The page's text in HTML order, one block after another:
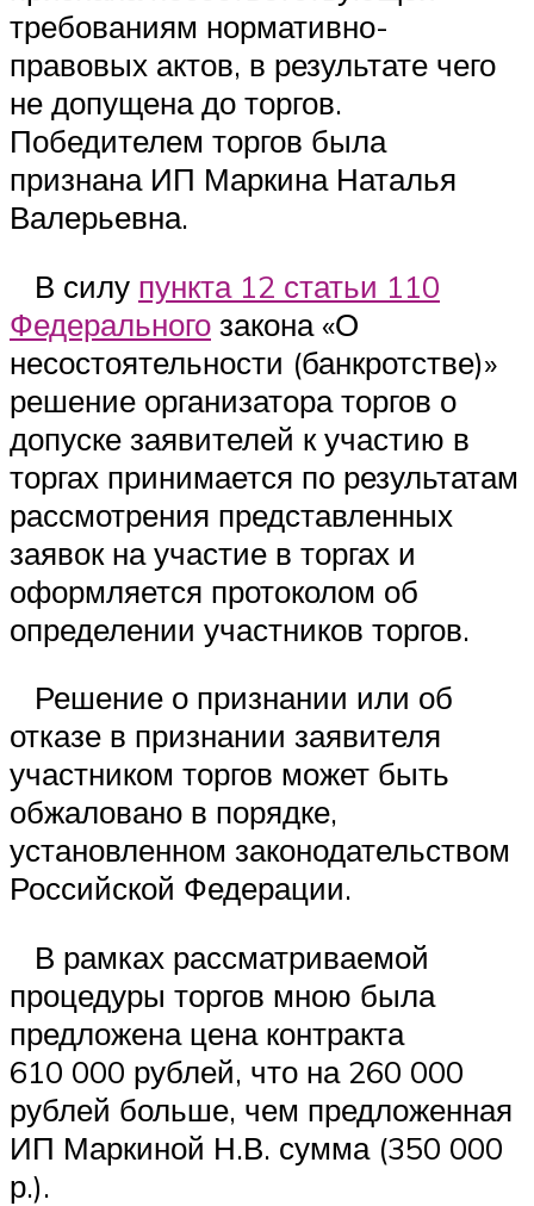
требованиям нормативно-
правовых актов, в результате чего
не допущена до торгов.
Победителем торгов была
признана ИП Маркина Наталья
Валерьевна.
В силу пункта 12 статьи 110
Федерального закона «О
несостоятельности (банкротстве)»
решение организатора торгов о
допуске заявителей к участию в
торгах принимается по результатам
рассмотрения представленных
заявок на участие в торгах и
оформляется протоколом об
определении участников торгов.
Решение о признании или об
отказе в признании заявителя
участником торгов может быть
обжаловано в порядке,
установленном законодательством
Российской Федерации.
В рамках рассматриваемой
процедуры торгов мною была
предложена цена контракта
610 000 рублей, что на 260 000
рублей больше, чем предложенная
ИП Маркиной Н.В. сумма (350 000
р.).